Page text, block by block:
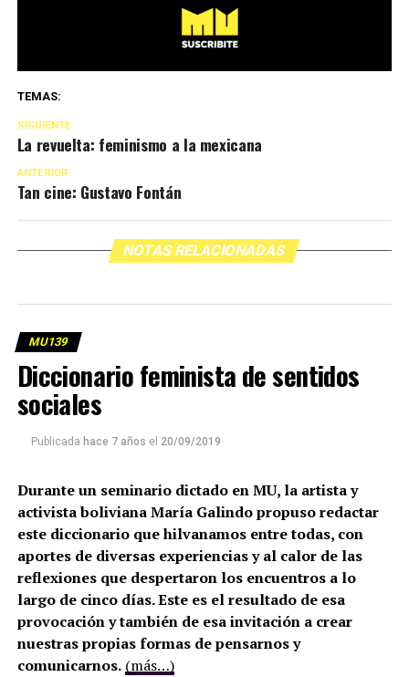
TEMAS:
SIGUIENTE
La revuelta: feminismo a la mexicana
ANTERIOR
Tan cine: Gustavo Fontán
NOTAS RELACIONADAS
MU139
Diccionario feminista de sentidos
sociales
Publicada hace 7 años el 20/09/2019
Durante un seminario dictado en MU, la artista y
activista boliviana María Galindo propuso redactar
este diccionario que hilvanamos entre todas, con
aportes de diversas experiencias y al calor de las
reflexiones que despertaron los encuentros a lo
largo de cinco días. Este es el resultado de esa
provocación y también de esa invitación a crear
nuestras propias formas de pensarnos y
comunicarnos. (más…)